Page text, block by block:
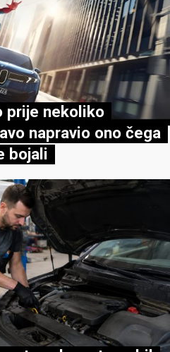
prije nekoliko
napravio ono čega
bojali